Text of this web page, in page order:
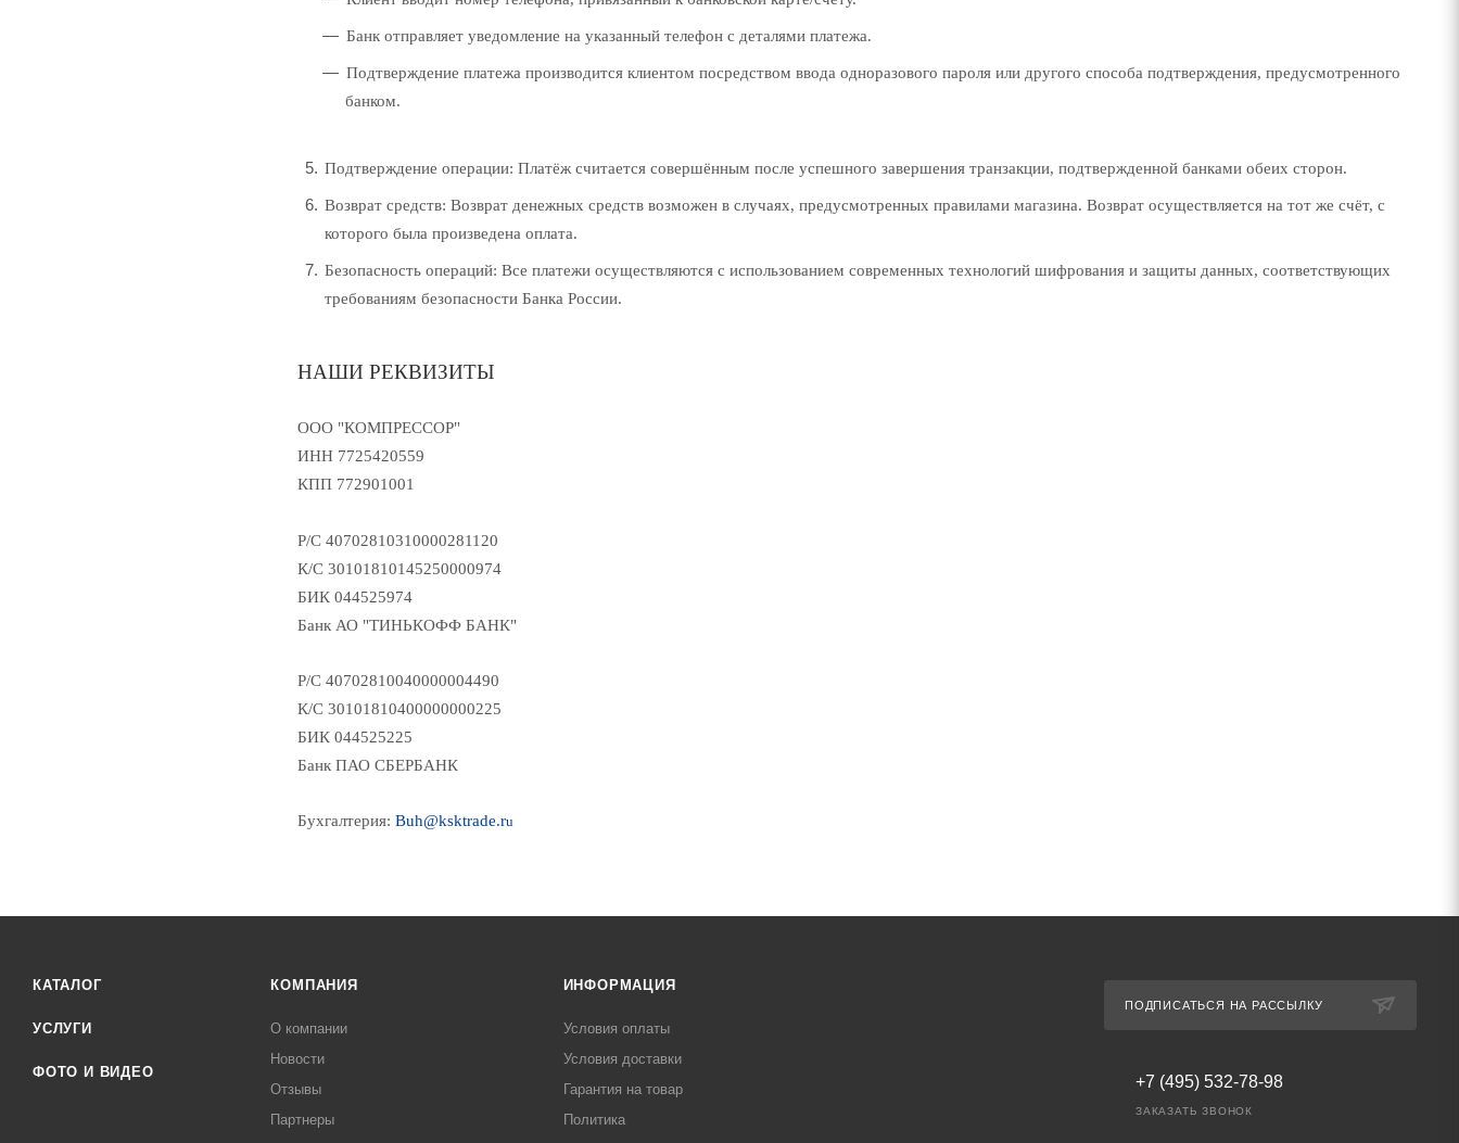
Банк отправляет уведомление на указанный телефон с деталями платежа.
Подтверждение платежа производится клиентом посредством ввода одноразового пароля или другого способа подтверждения, предусмотренного
банком.
Подтверждение операции: Платёж считается совершённым после успешного завершения транзакции, подтвержденной банками обеих сторон.
Возврат средств: Возврат денежных средств возможен в случаях, предусмотренных правилами магазина. Возврат осуществляется на тот же счёт, с
которого была произведена оплата.
Безопасность операций: Все платежи осуществляются с использованием современных технологий шифрования и защиты данных, соответствующих
требованиям безопасности Банка России.
НАШИ РЕКВИЗИТЫ
ООО "КОМПРЕССОР"
ИНН 7725420559
КПП 772901001
Р/С 40702810310000281120
К/С 30101810145250000974
БИК 044525974
Банк АО "ТИНЬКОФФ БАНК"
Р/С 40702810040000004490
К/С 30101810400000000225
БИК 044525225
Банк ПАО СБЕРБАНК
Бухгалтерия: Buh@ksktrade.ru
КАТАЛОГ
УСЛУГИ
ФОТО И ВИДЕО
КОМПАНИЯ
О компании
Новости
Отзывы
Партнеры
ИНФОРМАЦИЯ
Условия оплаты
Условия доставки
Гарантия на товар
Политика
ПОДПИСАТЬСЯ НА РАССЫЛКУ
+7 (495) 532-78-98
ЗАКАЗАТЬ ЗВОНОК